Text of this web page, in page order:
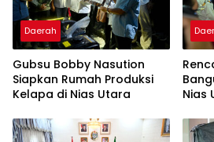
Daerah
Gubsu Bobby Nasution
Siapkan Rumah Produksi
Kelapa di Nias Utara
Nias